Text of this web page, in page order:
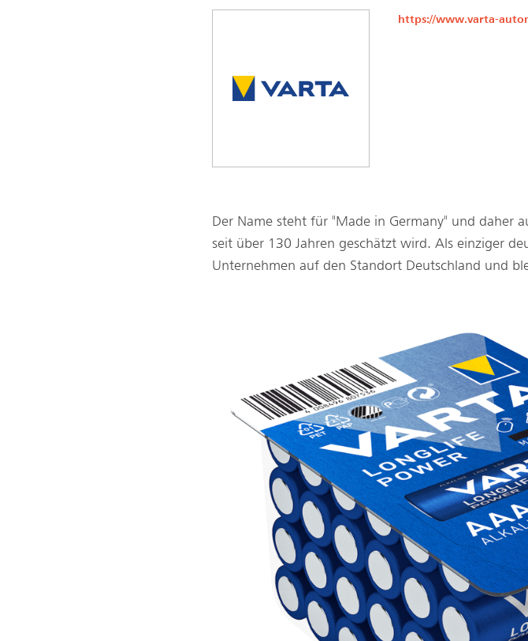
https://www.varta-
Der Name steht für "Made in Germany" und
seit über 130 Jahren geschätzt wird. Als einziger
Unternehmen auf den Standort Deutschland und